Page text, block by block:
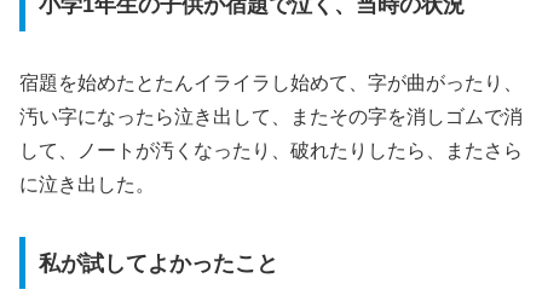
宿題を始めたとたんイライラし始めて、字が曲がったり、
汚い字になったら泣き出して、またその字を消しゴムで消
して、ノートが汚くなったり、破れたりしたら、またさら
に泣き出した。
私が試してよかったこと